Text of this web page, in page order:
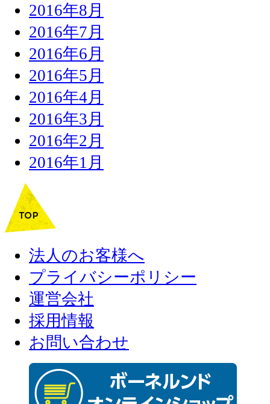
2016年8月
2016年7月
2016年6月
2016年5月
2016年4月
2016年3月
2016年2月
2016年1月
法人のお客様へ
プライバシーポリシー
運営会社
採用情報
お問い合わせ